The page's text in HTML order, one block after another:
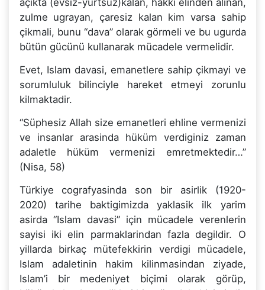
açikta (evsiz-yurtsuz)kalan, hakki elinden alinan,
zulme ugrayan, çaresiz kalan kim varsa sahip
çikmali, bunu “dava” olarak görmeli ve bu ugurda
bütün gücünü kullanarak mücadele vermelidir.
Evet, Islam davasi, emanetlere sahip çikmayi ve
sorumluluk bilinciyle hareket etmeyi zorunlu
kilmaktadir.
“Süphesiz Allah size emanetleri ehline vermenizi
ve insanlar arasinda hüküm verdiginiz zaman
adaletle hüküm vermenizi emretmektedir…”
(Nisa, 58)
Türkiye cografyasinda son bir asirlik (1920-
2020) tarihe baktigimizda yaklasik ilk yarim
asirda “Islam davasi” için mücadele verenlerin
sayisi iki elin parmaklarindan fazla degildir. O
yillarda birkaç mütefekkirin verdigi mücadele,
Islam adaletinin hakim kilinmasindan ziyade,
Islam’i bir medeniyet biçimi olarak görüp,